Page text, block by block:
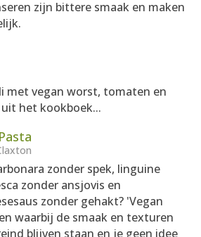
zijn bittere smaak en maken
met vegan worst, tomaten en
het kookboek...
zonder spek, linguine
zonder ansjovis en
zonder gehakt? 'Vegan
waarbij de smaak en texturen
blijven staan en je geen idee